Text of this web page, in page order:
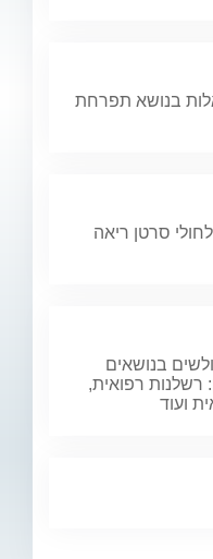
בנושא תפרחת
סרטן ריאה
בנושאים
רשלנות רפואית,
ועוד